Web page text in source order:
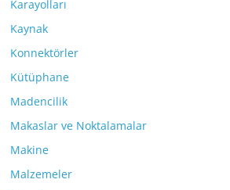
Karayolları
Kaynak
Konnektörler
Kütüphane
Madencilik
Makaslar ve Noktalamalar
Makine
Malzemeler